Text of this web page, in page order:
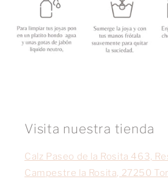
Visita nuestra tienda
Calz Paseo de la Rosita 463,
Campestre la Rosita, 27250